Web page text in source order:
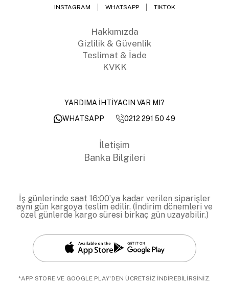
INSTAGRAM WHATSAPP TIKTOK
Hakkımızda
Gizlilik & Güvenlik
Teslimat & İade
KVKK
YARDIMA İHTİYACIN VAR MI?
WHATSAPP
0212 291 50 49
İletişim
Banka Bilgileri
İş günlerinde saat 16:00’ya kadar verilen siparişler
aynı gün kargoya teslim edilir. (İndirim dönemleri ve
özel günlerde kargo süresi birkaç gün uzayabilir.)
*APP STORE VE GOOGLE PLAY'DEN ÜCRETSİZ İNDİREBİLİRSİNİZ.